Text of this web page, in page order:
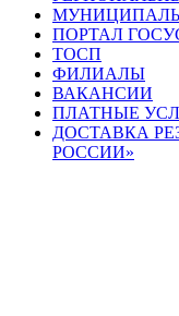
ПОРТАЛ
ТОСП
ФИЛИАЛЫ
ВАКАНСИИ
ПЛАТНЫЕ
ДОСТАВКА
РОССИИ»